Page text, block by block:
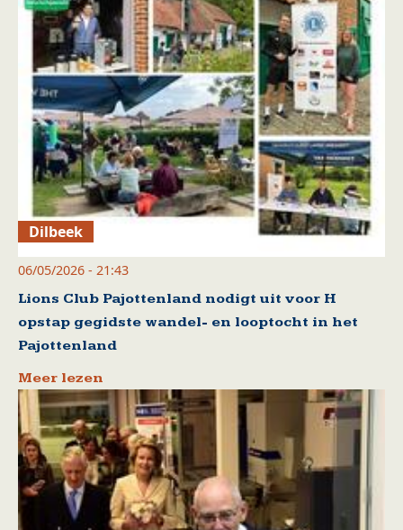
Dilbeek
06/05/2026 - 21:43
Lions Club Pajottenland nodigt uit voor H
opstap gegidste wandel- en looptocht in het
Pajottenland
Meer lezen